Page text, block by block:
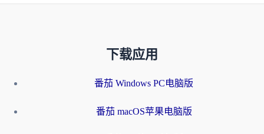
下载应用
番茄 Windows PC电脑版
番茄 macOS苹果电脑版